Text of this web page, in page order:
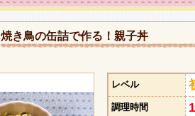
焼き鳥の缶詰で作る！親子丼
レベル
調理時間